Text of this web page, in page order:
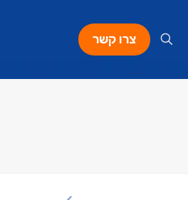
צרו קשר